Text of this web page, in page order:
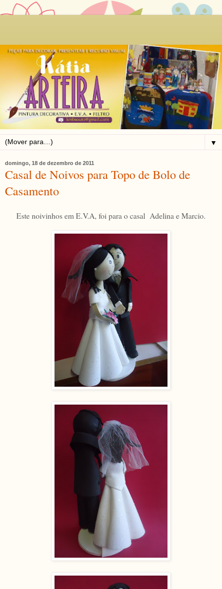
▼
domingo, 18 de dezembro de 2011
Casal de Noivos para Topo de Bolo de
Casamento
Este noivinhos em E.V.A, foi para o casal Adelina e Marcio.